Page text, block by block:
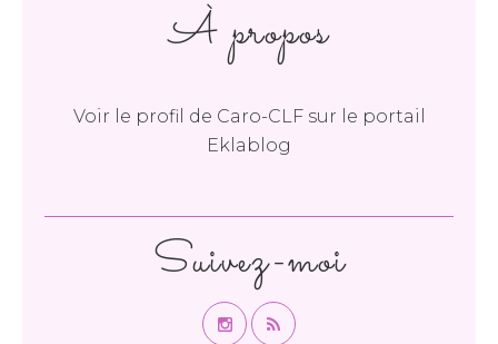
Suivez-moi
À propos
Voir le profil de Caro-CLFsur le portail
Eklablog